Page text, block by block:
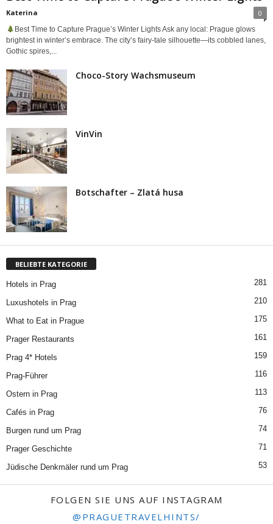
Katerina 0
Best Time to Capture Prague’s Winter Lights Ask any local: Prague glows
brightest in winter’s embrace. The city’s fairy-tale silhouette—its cobbled lanes,
Gothic spires,...
Choco-Story Wachsmuseum
VinVin
Botschafter – Zlatá husa
BELIEBTE KATEGORIE
Hotels in Prag 281
Luxushotels in Prag 210
What to Eat in Prague 175
Prager Restaurants 161
Prag 4* Hotels 159
Prag-Führer 116
Ostern in Prag 113
Cafés in Prag 76
Burgen rund um Prag 74
Prager Geschichte 71
Jüdische Denkmäler rund um Prag 53
FOLGEN SIE UNS AUF INSTAGRAM
@PRAGUETRAVELHINTS/